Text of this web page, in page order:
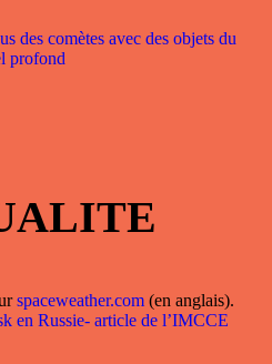
des comètes avec des objets du
profond
spaceweather.com(en anglais).
en Russie- article de l’IMCCE